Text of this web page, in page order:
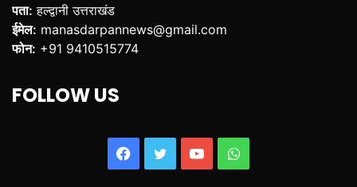
पता: हल्द्वानी उत्तराखंड
ईमेल: manasdarpannews@gmail.com
फोन: +91 9410515774
FOLLOW US
Facebook
TwitterYouTubeWhatsApp